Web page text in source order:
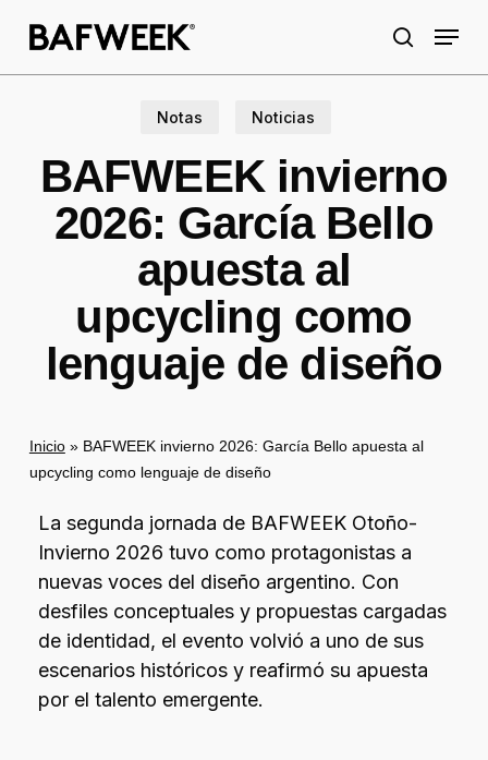
search
Menu
Notas Noticias
BAFWEEK invierno
2026: García Bello
apuesta al
upcycling como
lenguaje de diseño
Inicio» BAFWEEK invierno 2026: García Bello apuesta al
upcycling como lenguaje de diseño
La segunda jornada de BAFWEEK Otoño-
Invierno 2026 tuvo como protagonistas a
nuevas voces del diseño argentino. Con
desfiles conceptuales y propuestas cargadas
de identidad, el evento volvió a uno de sus
escenarios históricos y reafirmó su apuesta
por el talento emergente.